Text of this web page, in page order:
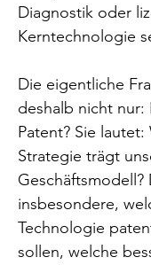
Diagnostik oder
Kerntechnologie
Die eigentliche
deshalb nicht nur:
Patent? Sie lautet:
Strategie trägt
Geschäftsmodell?
insbesondere,
Technologie
sollen, welche